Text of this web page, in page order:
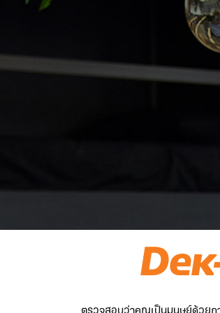
ตรวจสอบว่าคุณเป็นมนุษย์ด้วยก